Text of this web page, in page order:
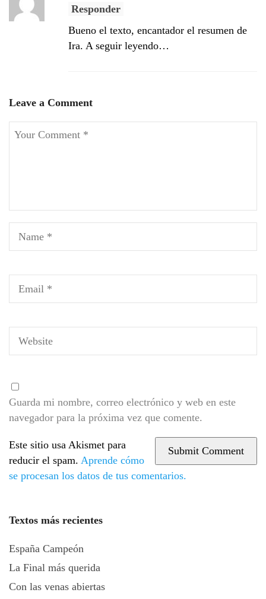
Responder
Bueno el texto, encantador el resumen de
Ira. A seguir leyendo…
Leave a Comment
Guarda mi nombre, correo electrónico y web en este
navegador para la próxima vez que comente.
Este sitio usa Akismet para
reducir el spam. Aprende cómo
se procesan los datos de tus comentarios.
Textos más recientes
España Campeón
La Final más querida
Con las venas abiertas